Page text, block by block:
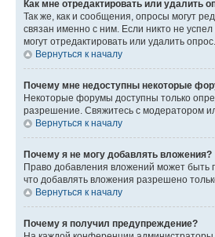
Как мне отредактировать или удалить
Так же, как и сообщения, опросы могут
связан именно с ним. Если никто не
могут отредактировать или удалить
Вернуться к началу
Почему мне недоступны некоторые
Некоторые форумы доступны только
разрешение. Свяжитесь с модератором
Вернуться к началу
Почему я не могу добавлять вложения?
Право добавления вложений может быть
что добавлять вложения разрешено
Вернуться к началу
Почему я получил предупреждение?